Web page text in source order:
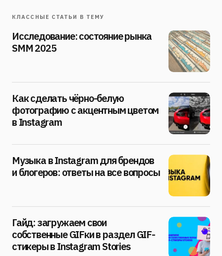
КЛАССНЫЕ СТАТЬИ В ТЕМУ
Исследование: состояние рынка
SMM 2025
Как сделать чёрно-белую
фотографию с акцентным цветом
в Instagram
Музыка в Instagram для брендов
и блогеров: ответы на все вопросы
Гайд: загружаем свои
собственные GIFки в раздел GIF-
стикеры в Instagram Stories